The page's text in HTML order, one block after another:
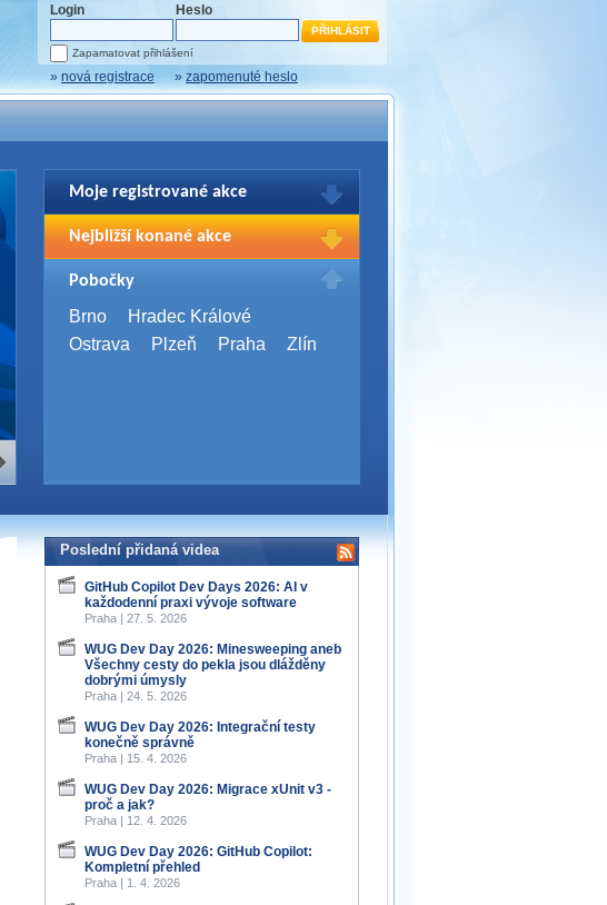
Login Heslo
Zapamatovat přihlášení
» nová registrace » zapomenuté heslo
Moje registrované akce
Pro zobrazení Vašich registrací na akce
se prosím přihlašte.
Nejbližší konané akce
WUG Days 2026
4. 9. 2026,Brno
SQL Server Bootcamp 2026
Pobočky
Brno
Hradec Králové
Ostrava
Plzeň Praha Zlín
Poslední přidaná videa
GitHub Copilot Dev Days 2026: AI v
každodenní praxi vývoje software
Praha | 27. 5. 2026
WUG Dev Day 2026: Minesweeping aneb
Všechny cesty do pekla jsou dlážděny
dobrými úmysly
Praha | 24. 5. 2026
WUG Dev Day 2026: Integrační testy
konečně správně
Praha | 15. 4. 2026
WUG Dev Day 2026: Migrace xUnit v3 -
proč a jak?
Praha | 12. 4. 2026
WUG Dev Day 2026: GitHub Copilot:
Kompletní přehled
Praha | 1. 4. 2026